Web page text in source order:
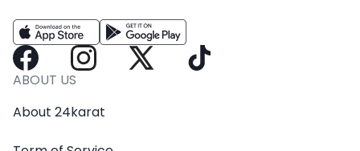
ABOUT US
About 24karat